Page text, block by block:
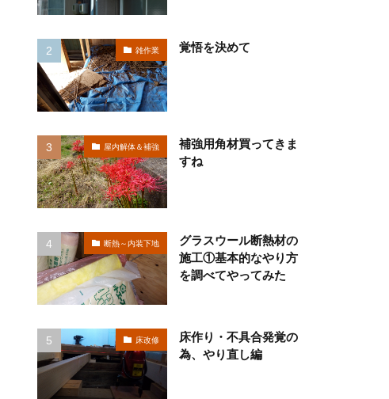
雑作業 覚悟を決めて
屋内解体＆補強
補強用角材買ってきま
すね
断熱～内装下地
グラスウール断熱材の
施工①基本的なやり方
を調べてやってみた
床改修
床作り・不具合発覚の
為、やり直し編